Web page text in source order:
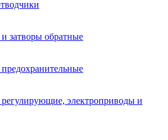
затворы обратные
электроприводы и